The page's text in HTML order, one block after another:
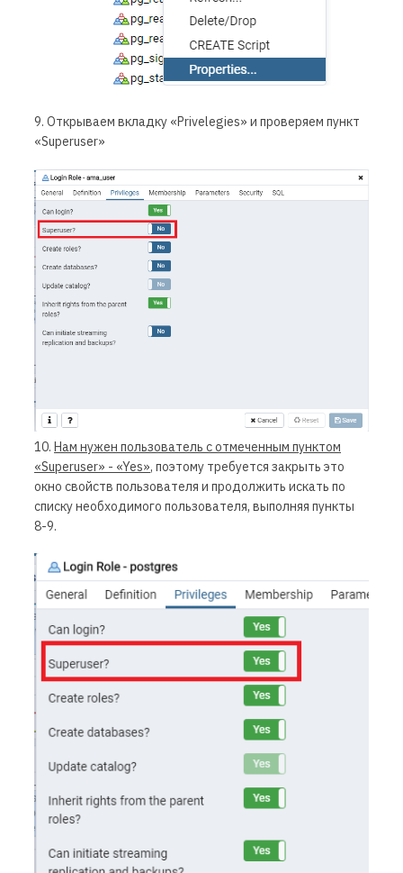
9. Открываем вкладку «Privelegies» и проверяем пункт
«Superuser»
10. Нам нужен пользователь с отмеченным пунктом
«Superuser» - «Yes», поэтому требуется закрыть это
окно свойств пользователя и продолжить искать по
списку необходимого пользователя, выполняя пункты
8-9.